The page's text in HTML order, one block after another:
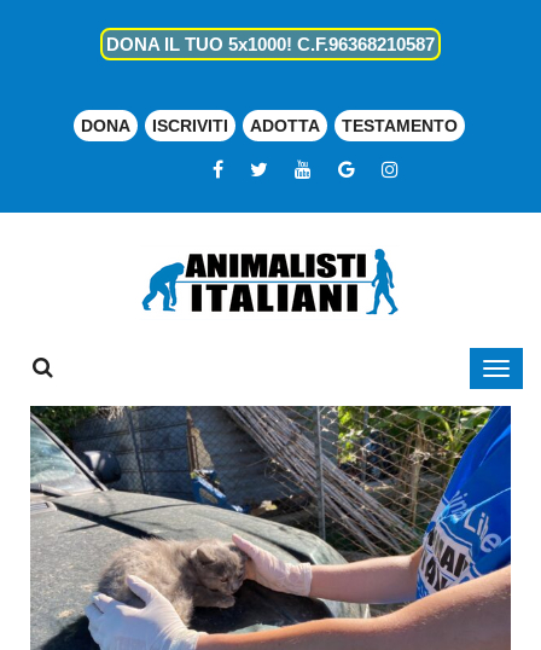
DONA IL TUO 5x1000! C.F.96368210587
DONA ISCRIVITI ADOTTA TESTAMENTO